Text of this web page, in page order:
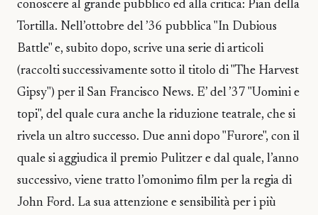
conoscere al grande pubblico ed alla critica: Pian della
Tortilla. Nell’ottobre del ’36 pubblica "In Dubious
Battle" e, subito dopo, scrive una serie di articoli
(raccolti successivamente sotto il titolo di "The Harvest
Gipsy") per il San Francisco News. E’ del ’37 "Uomini e
topi", del quale cura anche la riduzione teatrale, che si
rivela un altro successo. Due anni dopo "Furore", con il
quale si aggiudica il premio Pulitzer e dal quale, l’anno
successivo, viene tratto l’omonimo film per la regia di
John Ford. La sua attenzione e sensibilità per i più